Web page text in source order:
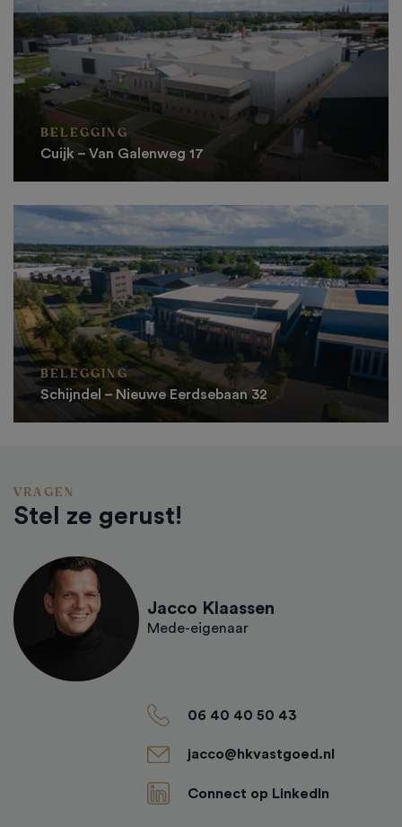
BELEGGING
Cuijk – Van Galenweg 17
BELEGGING
Schijndel – Nieuwe Eerdsebaan 32
VRAGEN
Stel ze gerust!
Jacco Klaassen
Mede-eigenaar
06 40 40 50 43
jacco@hkvastgoed.nl
Connect op LinkedIn